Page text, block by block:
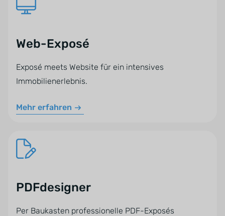
Web-Exposé
Exposé meets Website für ein intensives
Immobilienerlebnis.
Mehr erfahren
PDFdesigner
Per Baukasten professionelle PDF-Exposés